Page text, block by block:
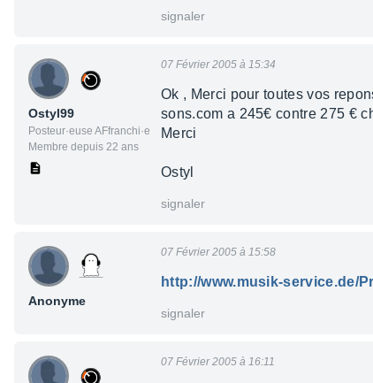
signaler
Ostyl99
Posteur·euse AFfranchi·e
Membre depuis 22 ans
07 Février 2005 à 15:34
Ok , Merci pour toutes vos
sons.com a 245€ contre 275 €
Merci
Ostyl
signaler
Anonyme
07 Février 2005 à 15:58
http://www.musik-service.de/
signaler
07 Février 2005 à 16:11